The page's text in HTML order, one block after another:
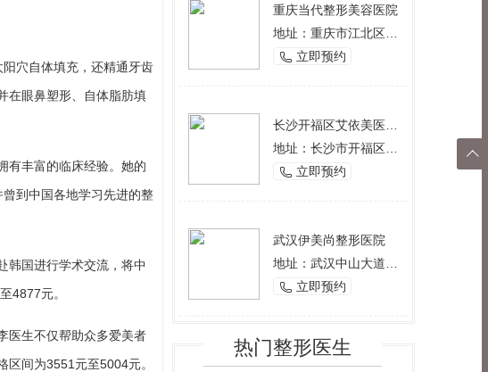
穴自体填充，还精通牙齿
在眼鼻塑形、自体脂肪填
有丰富的临床经验。她的
到中国各地学习先进的整
韩国进行学术交流，将中
4877元。
医生不仅帮助众多爱美者
间为3551元至5004元。
重庆当代整形美容医院
 立即预约
 立即预约
武汉伊美尚整形医院
 立即预约
热门整形医生
